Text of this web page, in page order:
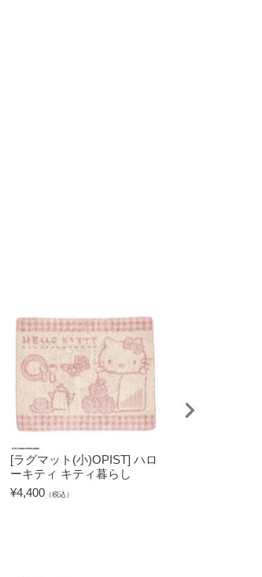
[ラグマット(小)OPIST] ハロ
ーキティ キティ暮らし
¥4,400 （税込）